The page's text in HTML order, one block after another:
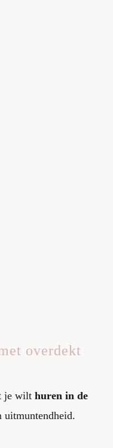
overdekt
je wilt huren in de
uitmuntendheid.